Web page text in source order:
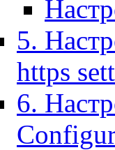
5.
https
6.